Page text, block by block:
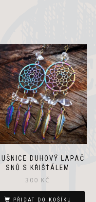
DUHOVÝ LAPAČ
SNŮ S KŘIŠŤÁLEM
300 KČ
PŘIDAT DO KOŠÍKU